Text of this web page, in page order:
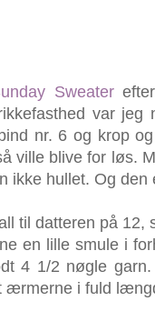
Sweater
var
nr. 6 og krop
ville blive for løs.
ikke hullet. Og
til datteren på 12,
en lille smule i
4 1/2 nøgle
ærmerne i fuld